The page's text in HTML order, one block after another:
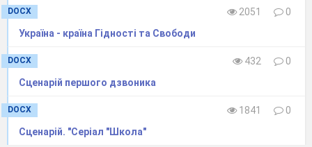
DOCX 2051
0
Україна - країна Гідності та Свободи
DOCX 432
0
Сценарій першого дзвоника
DOCX 1841
0
Сценарій. "Серіал "Школа"